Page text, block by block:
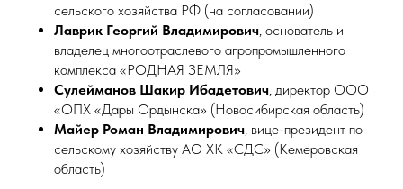
сельского хозяйства РФ (на согласовании)
Лаврик Георгий Владимирович, основатель и
владелец многоотраслевого агропромышленного
комплекса «РОДНАЯ ЗЕМЛЯ»
Сулейманов Шакир Ибадетович, директор ООО
«ОПХ «Дары Ордынска» (Новосибирская область)
Майер Роман Владимирович, вице-президент по
сельскому хозяйству АО ХК «СДС» (Кемеровская
область)